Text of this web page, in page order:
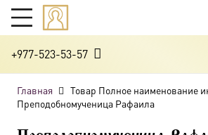
+977-523-53-57
Главная
Товар Полное наименование
Преподобномученица Рафаила